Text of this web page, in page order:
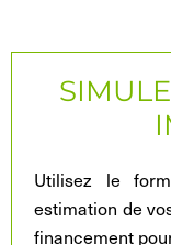
Utilisez le
estimation de
financement